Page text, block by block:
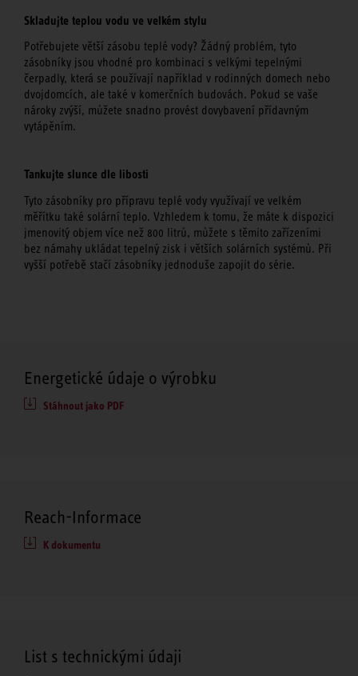
Skladujte teplou vodu ve velkém stylu
Potřebujete větší zásobu teplé vody? Žádný problém, tyto
zásobníky jsou vhodné pro kombinaci s velkými tepelnými
čerpadly, která se používají například v rodinných domech nebo
dvojdomcích, ale také v komerčních budovách. Pokud se vaše
nároky zvýší, můžete snadno provést dovybavení přídavným
vytápěním.
Tankujte slunce dle libosti
Tyto zásobníky pro přípravu teplé vody využívají ve velkém
měřítku také solární teplo. Vzhledem k tomu, že máte k dispozici
jmenovitý objem více než 800 litrů, můžete s těmito zařízeními
bez námahy ukládat tepelný zisk i větších solárních systémů. Při
vyšší potřebě stačí zásobníky jednoduše zapojit do série.
Energetické údaje o výrobku
Stáhnout jako PDF
Reach-Informace
K dokumentu
List s technickými údaji